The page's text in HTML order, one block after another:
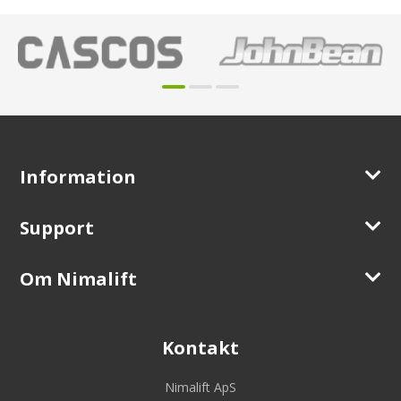
Information
Support
Om Nimalift
Kontakt
Nimalift ApS